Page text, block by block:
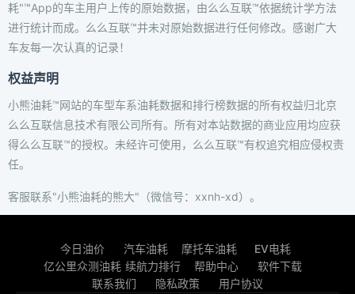
耗"™App的车主用户上传的原始数据，由么么互联™依据统计学方法
进行统计而成。么么互联™并未对原始数据进行任何修改。感谢广大
车友每一次认真的记录！
权益声明
小熊油耗™网站的车型车系油耗数据和排行榜数据的所有权益归北京
么么互联信息技术有限公司所有。所有对本站数据的商业应用均应获
得么么互联™的授权。未经许可使用，么么互联™有权追究相应侵权责
任。
客服联系"小熊油耗的熊大"（微信号：xxnh-xd）。
今日油价 汽车油耗 摩托车油耗
EV电耗
亿公里众测油耗 续航力排行 帮助中心
软件下载
联系我们
隐私政策 用户协议